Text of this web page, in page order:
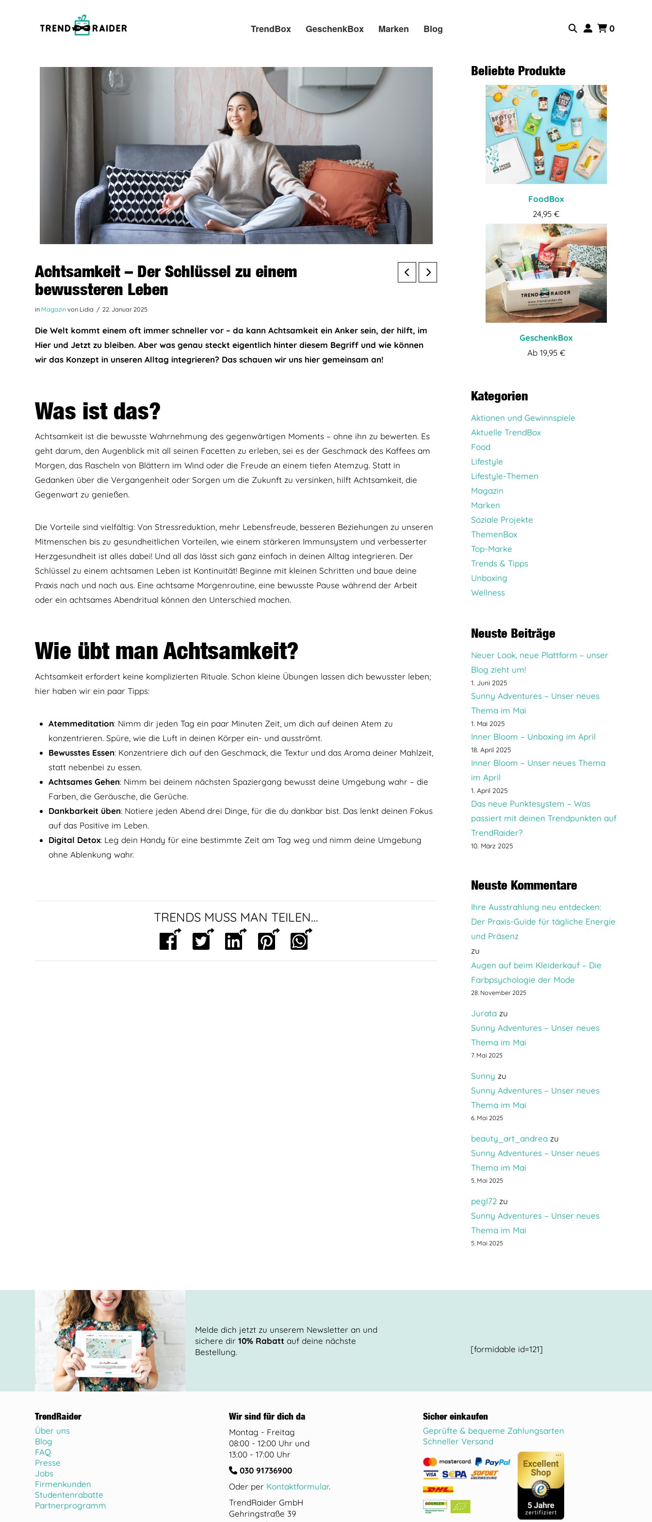
TrendBox GeschenkBox Marken Blog 0
Achtsamkeit – Der Schlüssel zu einem
bewussteren Leben
in Magazinvon Lidia 22. Januar 2025
Die Welt kommt einem oft immer schneller vor – da kann Achtsamkeit ein Anker sein, der hilft, im
Hier und Jetzt zu bleiben. Aber was genau steckt eigentlich hinter diesem Begriff und wie können
wir das Konzept in unseren Alltag integrieren? Das schauen wir uns hier gemeinsam an!
Was ist das?
Achtsamkeit ist die bewusste Wahrnehmung des gegenwärtigen Moments – ohne ihn zu bewerten. Es
geht darum, den Augenblick mit all seinen Facetten zu erleben, sei es der Geschmack des Kaffees am
Morgen, das Rascheln von Blättern im Wind oder die Freude an einem tiefen Atemzug. Statt in
Gedanken über die Vergangenheit oder Sorgen um die Zukunft zu versinken, hilft Achtsamkeit, die
Gegenwart zu genießen.
Die Vorteile sind vielfältig: Von Stressreduktion, mehr Lebensfreude, besseren Beziehungen zu unseren
Mitmenschen bis zu gesundheitlichen Vorteilen, wie einem stärkeren Immunsystem und verbesserter
Herzgesundheit ist alles dabei! Und all das lässt sich ganz einfach in deinen Alltag integrieren. Der
Schlüssel zu einem achtsamen Leben ist Kontinuität! Beginne mit kleinen Schritten und baue deine
Praxis nach und nach aus. Eine achtsame Morgenroutine, eine bewusste Pause während der Arbeit
oder ein achtsames Abendritual können den Unterschied machen.
Wie übt man Achtsamkeit?
Achtsamkeit erfordert keine komplizierten Rituale. Schon kleine Übungen lassen dich bewusster leben;
hier haben wir ein paar Tipps:
Atemmeditation: Nimm dir jeden Tag ein paar Minuten Zeit, um dich auf deinen Atem zu
konzentrieren. Spüre, wie die Luft in deinen Körper ein- und ausströmt.
Bewusstes Essen: Konzentriere dich auf den Geschmack, die Textur und das Aroma deiner Mahlzeit,
statt nebenbei zu essen.
Achtsames Gehen: Nimm bei deinem nächsten Spaziergang bewusst deine Umgebung wahr – die
Farben, die Geräusche, die Gerüche.
Dankbarkeit üben: Notiere jeden Abend drei Dinge, für die du dankbar bist. Das lenkt deinen Fokus
auf das Positive im Leben.
Digital Detox: Leg dein Handy für eine bestimmte Zeit am Tag weg und nimm deine Umgebung
ohne Ablenkung wahr.
TRENDS MUSS MAN TEILEN...
Beliebte Produkte
FoodBox
24,95 €
GeschenkBox
Ab 19,95 €
Kategorien
Aktionen und Gewinnspiele
Aktuelle TrendBox
Food
Lifestyle
Lifestyle-Themen
Magazin
Marken
Soziale Projekte
ThemenBox
Top-Marke
Trends & Tipps
Unboxing
Wellness
Neuste Beiträge
Neuer Look, neue Plattform – unser
Blog zieht um!
1. Juni 2025
Sunny Adventures – Unser neues
Thema im Mai
1. Mai 2025
Inner Bloom – Unboxing im April
18. April 2025
Inner Bloom – Unser neues Thema
im April
1. April 2025
Das neue Punktesystem – Was
passiert mit deinen Trendpunkten auf
TrendRaider?
10. März 2025
Neuste Kommentare
Ihre Ausstrahlung neu entdecken:
Der Praxis-Guide für tägliche Energie
und Präsenz
zu
Augen auf beim Kleiderkauf – Die
Farbpsychologie der Mode
28. November 2025
Jurata zu
Sunny Adventures – Unser neues
Thema im Mai
7. Mai 2025
Sunny zu
Sunny Adventures – Unser neues
Thema im Mai
6. Mai 2025
beauty_art_andrea zu
Sunny Adventures – Unser neues
Thema im Mai
5. Mai 2025
pegl72 zu
Sunny Adventures – Unser neues
Thema im Mai
5. Mai 2025
Melde dich jetzt zu unserem Newsletter an und
sichere dir 10% Rabatt auf deine nächste
Bestellung.
[formidable id=121]
TrendRaider
Über uns
Blog
FAQ
Presse
Jobs
Firmenkunden
Studentenrabatte
Partnerprogramm
Wir sind für dich da
Montag - Freitag
08:00 - 12:00 Uhr und
13:00 - 17:00 Uhr
030 91736900
Oder per Kontaktformular.
TrendRaider GmbH
Gehringstraße 39
Sicher einkaufen
Geprüfte & bequeme Zahlungsarten
Schneller Versand